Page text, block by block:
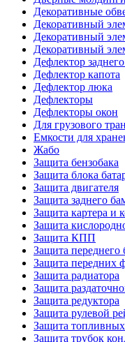
Декоративные
Декоративный
Декоративный
Декоративный
Дефлектор заднего
Дефлектор капота
Дефлектор люка
Дефлекторы
Дефлекторы окон
Для грузового
Емкости для
Жабо
Защита бензобака
Защита блока
Защита двигателя
Защита заднего
Защита картера и
Защита
Защита КПП
Защита переднего
Защита передних
Защита радиатора
Защита
Защита редуктора
Защита рулевой
Защита
Защита трубок